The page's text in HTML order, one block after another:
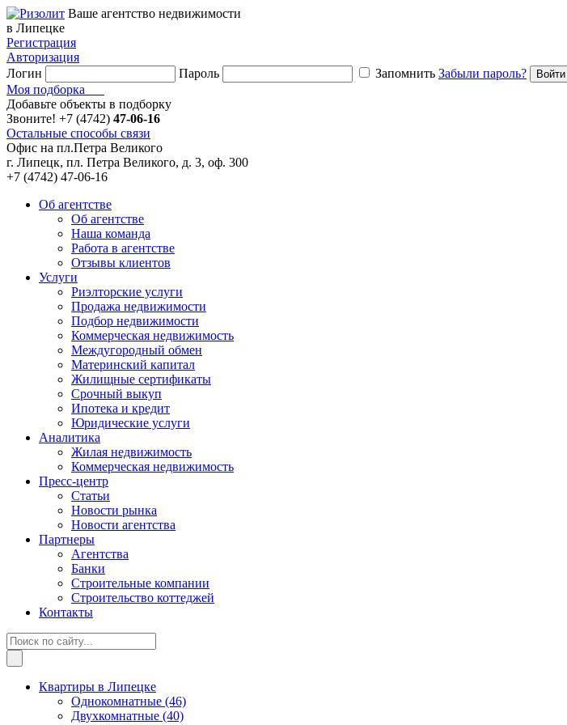
Ваше агентство недвижимости
в Липецке
Регистрация
Авторизация
Логин
Пароль Запомнить Забыли пароль?
Моя подборка
Добавьте объекты в подборку
Звоните! +7 (4742) 47-06-16
Остальные способы связи
Офис на пл.Петра Великого
г. Липецк, пл. Петра Великого, д. 3, оф. 300
+7 (4742) 47-06-16
Об агентстве
Об агентстве
Наша команда
Работа в агентстве
Отзывы клиентов
Услуги
Риэлторские услуги
Продажа недвижимости
Подбор недвижимости
Коммерческая недвижимость
Междугородный обмен
Материнский капитал
Жилищные сертификаты
Срочный выкуп
Ипотека и кредит
Юридические услуги
Аналитика
Жилая недвижимость
Коммерческая недвижимость
Пресс-центр
Статьи
Новости рынка
Новости агентства
Партнеры
Агентства
Банки
Строительные компании
Строительство коттеджей
Контакты
Квартиры в Липецке
Однокомнатные (46)
Двухкомнатные (40)